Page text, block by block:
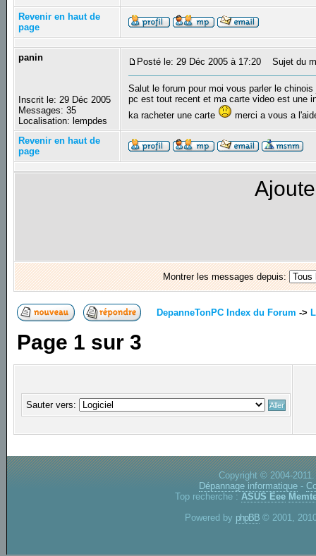
Revenir en haut de
page
panin
Inscrit le: 29 Déc 2005
Messages: 35
Localisation: lempdes
Posté le: 29 Déc 2005 à 17:20 Sujet du
Salut le forum pour moi vous parler le
pc est tout recent et ma carte video est une
ka racheter une carte
merci a vous a
Revenir en haut de
page
Montrer les messages depuis:
DepanneTonPC Index du Forum ->
Page 1 sur3
Sauter vers:
Copyright © 2004-
Dépannage informatique -
Top recherche : ASUS Eee
Powered by phpBB © 2001,